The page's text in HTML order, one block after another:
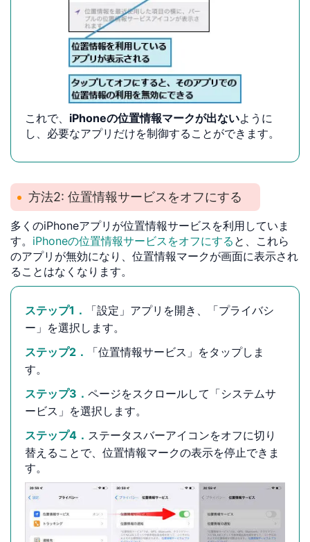
これで、 iPhoneの位置情報マークが出ないように
し、必要なアプリだけを制御することができます。
方法2: 位置情報サービスをオフにする
多くのiPhoneアプリが位置情報サービスを利用していま
す。 iPhoneの位置情報サービスをオフにする と、これら
のアプリが無効になり、位置情報マークが画面に表示され
ることはなくなります。
ステップ1．
「設定」アプリを開き、「プライバシ
ー」を選択します。
ステップ2．
「位置情報サービス」をタップしま
す。
ステップ3． ページをスクロールして「システムサ
ービス」を選択します。
ステップ4． ステータスバーアイコンをオフに切り
替えることで、位置情報マークの表示を停止できま
す。